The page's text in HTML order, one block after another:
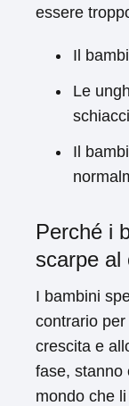
essere
Il
Le
Il
Perché i
scarpe al
I bambini
contrario
crescita e
fase, stanno
mondo che